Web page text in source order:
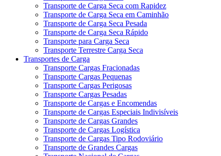
Transporte de Carga Seca com Rapidez
Transporte de Carga Seca em Caminhão
Transporte de Carga Seca Pesada
Transporte de Carga Seca Rápido
Transporte para Carga Seca
Transporte Terrestre Carga Seca
Transportes de Carga
Transporte Cargas Fracionadas
Transporte Cargas Pequenas
Transporte Cargas Perigosas
Transporte Cargas Pesadas
Transporte de Cargas e Encomendas
Transporte de Cargas Especiais Indivisíveis
Transporte de Cargas Grandes
Transporte de Cargas Logística
Transporte de Cargas Tipo Rodoviário
Transporte de Grandes Cargas